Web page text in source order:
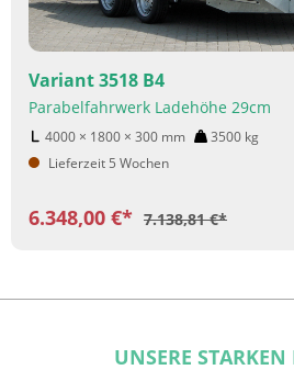
Variant 3518 B4
Parabelfahrwerk Ladehöhe 29cm
4000 × 1800 × 300 mm 3500 kg
Lieferzeit 5 Wochen
6.348,00 €* 7.138,81 €*
UNSERE